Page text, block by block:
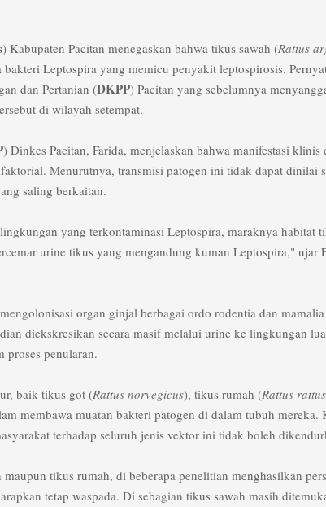
) Kabupaten Pacitan menegaskan bahwa tikus sawah (Rattus
Leptospira yang memicu penyakit leptospirosis.
dan Pertanian (DKPP) Pacitan yang sebelumnya
di wilayah setempat.
) Dinkes Pacitan, Farida, menjelaskan bahwa manifestasi klinis
Menurutnya, transmisi patogen ini tidak dapat dinilai
saling berkaitan.
yang terkontaminasi Leptospira, maraknya habitat
urine tikus yang mengandung kuman Leptospira," ujar
organ ginjal berbagai ordo rodentia dan
diekskresikan secara masif melalui urine ke lingkungan
proses penularan.
baik tikus got (Rattus norvegicus), tikus rumah (Rattus
membawa muatan bakteri patogen di dalam tubuh mereka.
terhadap seluruh jenis vektor ini tidak boleh
tikus rumah, di beberapa penelitian menghasilkan
tetap waspada. Di sebagian tikus sawah masih